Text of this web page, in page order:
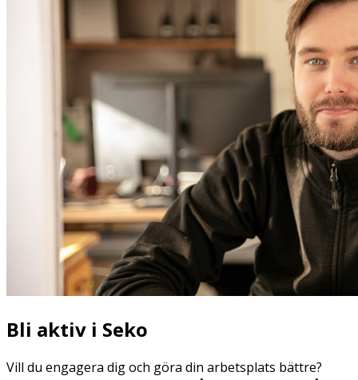
Bli aktiv i Seko
Vill du engagera dig och göra din arbetsplats bättre?